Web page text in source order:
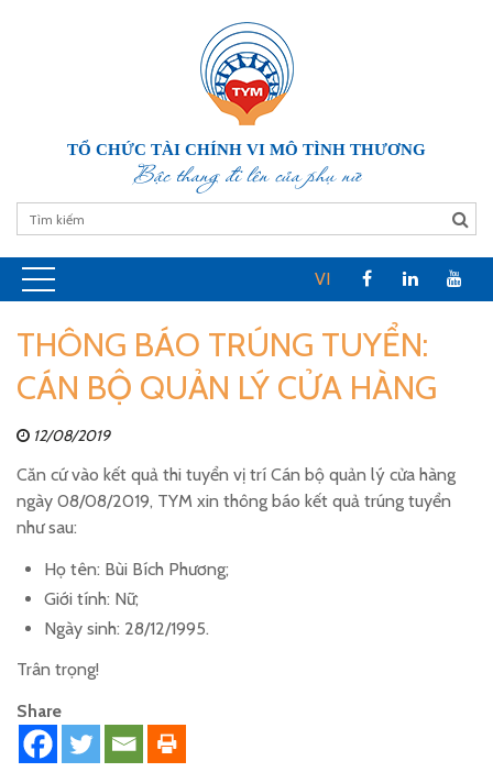
TỔ CHỨC TÀI CHÍNH VI MÔ TÌNH THƯƠNG
Bậc thang đi lên của phụ nữ
VI
THÔNG BÁO TRÚNG TUYỂN:
CÁN BỘ QUẢN LÝ CỬA HÀNG
12/08/2019
Căn cứ vào kết quả thi tuyển vị trí Cán bộ quản lý cửa hàng
ngày 08/08/2019, TYM xin thông báo kết quả trúng tuyển
như sau:
Họ tên: Bùi Bích Phương;
Giới tính: Nữ;
Ngày sinh: 28/12/1995.
Trân trọng!
Share